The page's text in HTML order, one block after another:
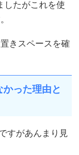
したがこれを使
きスペースを確
った理由と
すがあんまり見